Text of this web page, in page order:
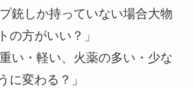
銃しか持っていない場合大物
の方がいい？」
い・軽い、火薬の多い・少な
に変わる？」